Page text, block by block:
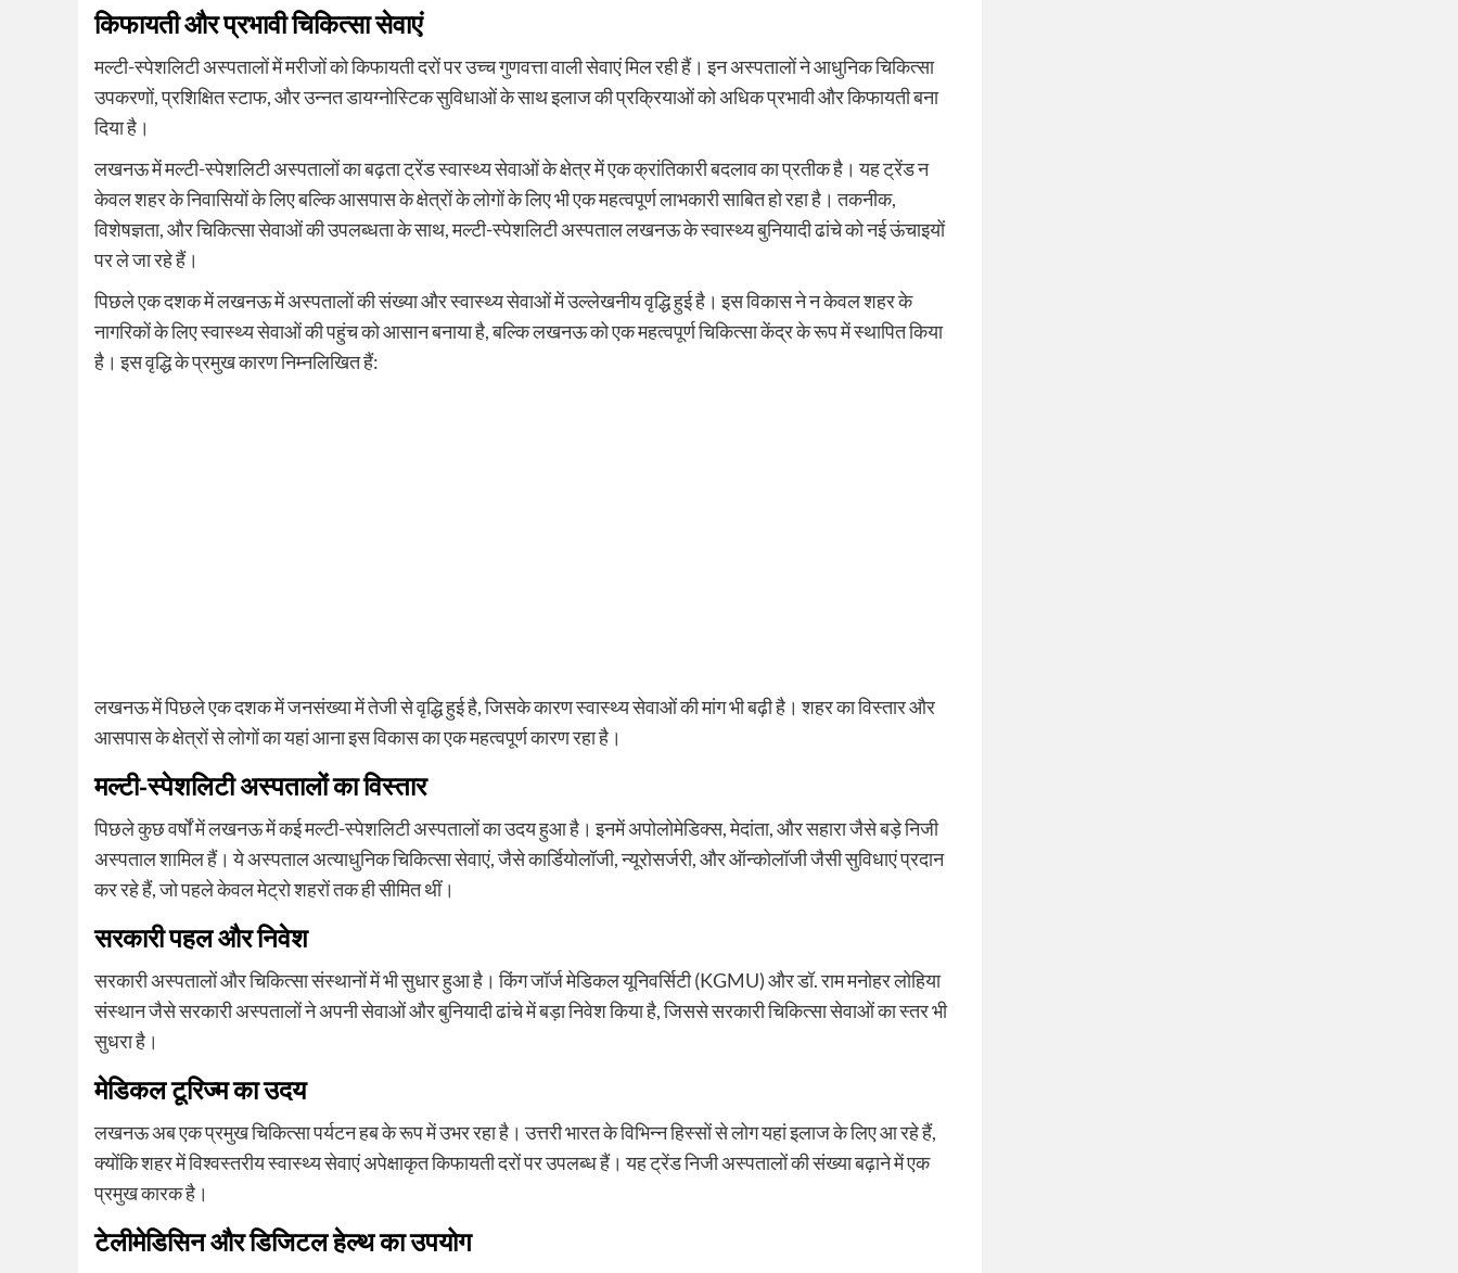
किफायती और प्रभावी चिकित्सा सेवाएं
मल्टी-स्पेशलिटी अस्पतालों में मरीजों को किफायती दरों पर उच्च गुणवत्ता वाली सेवाएं मिल रही हैं। इन अस्पतालों ने आधुनिक चिकित्सा
उपकरणों, प्रशिक्षित स्टाफ, और उन्नत डायग्नोस्टिक सुविधाओं के साथ इलाज की प्रक्रियाओं को अधिक प्रभावी और किफायती बना
दिया है।
लखनऊ में मल्टी-स्पेशलिटी अस्पतालों का बढ़ता ट्रेंड स्वास्थ्य सेवाओं के क्षेत्र में एक क्रांतिकारी बदलाव का प्रतीक है। यह ट्रेंड न
केवल शहर के निवासियों के लिए बल्कि आसपास के क्षेत्रों के लोगों के लिए भी एक महत्वपूर्ण लाभकारी साबित हो रहा है। तकनीक,
विशेषज्ञता, और चिकित्सा सेवाओं की उपलब्धता के साथ, मल्टी-स्पेशलिटी अस्पताल लखनऊ के स्वास्थ्य बुनियादी ढांचे को नई ऊंचाइयों
पर ले जा रहे हैं।
पिछले एक दशक में लखनऊ में अस्पतालों की संख्या और स्वास्थ्य सेवाओं में उल्लेखनीय वृद्धि हुई है। इस विकास ने न केवल शहर के
नागरिकों के लिए स्वास्थ्य सेवाओं की पहुंच को आसान बनाया है, बल्कि लखनऊ को एक महत्वपूर्ण चिकित्सा केंद्र के रूप में स्थापित किया
है। इस वृद्धि के प्रमुख कारण निम्नलिखित हैं:
लखनऊ में पिछले एक दशक में जनसंख्या में तेजी से वृद्धि हुई है, जिसके कारण स्वास्थ्य सेवाओं की मांग भी बढ़ी है। शहर का विस्तार और
आसपास के क्षेत्रों से लोगों का यहां आना इस विकास का एक महत्वपूर्ण कारण रहा है।
मल्टी-स्पेशलिटी अस्पतालों का विस्तार
पिछले कुछ वर्षों में लखनऊ में कई मल्टी-स्पेशलिटी अस्पतालों का उदय हुआ है। इनमें अपोलोमेडिक्स, मेदांता, और सहारा जैसे बड़े निजी
अस्पताल शामिल हैं। ये अस्पताल अत्याधुनिक चिकित्सा सेवाएं, जैसे कार्डियोलॉजी, न्यूरोसर्जरी, और ऑन्कोलॉजी जैसी सुविधाएं प्रदान
कर रहे हैं, जो पहले केवल मेट्रो शहरों तक ही सीमित थीं।
सरकारी पहल और निवेश
सरकारी अस्पतालों और चिकित्सा संस्थानों में भी सुधार हुआ है। किंग जॉर्ज मेडिकल यूनिवर्सिटी (KGMU) और डॉ. राम मनोहर लोहिया
संस्थान जैसे सरकारी अस्पतालों ने अपनी सेवाओं और बुनियादी ढांचे में बड़ा निवेश किया है, जिससे सरकारी चिकित्सा सेवाओं का स्तर भी
सुधरा है।
मेडिकल टूरिज्म का उदय
लखनऊ अब एक प्रमुख चिकित्सा पर्यटन हब के रूप में उभर रहा है। उत्तरी भारत के विभिन्न हिस्सों से लोग यहां इलाज के लिए आ रहे हैं,
क्योंकि शहर में विश्वस्तरीय स्वास्थ्य सेवाएं अपेक्षाकृत किफायती दरों पर उपलब्ध हैं। यह ट्रेंड निजी अस्पतालों की संख्या बढ़ाने में एक
प्रमुख कारक है।
टेलीमेडिसिन और डिजिटल हेल्थ का उपयोग